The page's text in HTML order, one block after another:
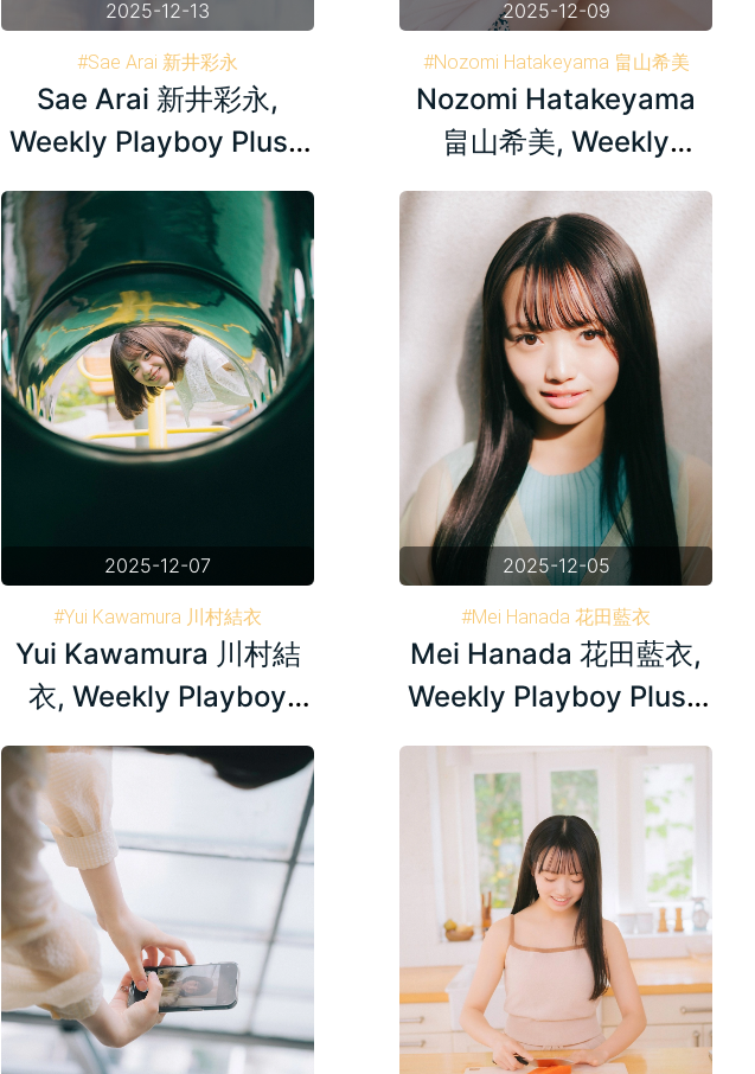
2025-12-13
#Sae Arai 新井彩永
#Weekly Playboy 週刊プレイボーイ
#AKB48
Sae Arai 新井彩永,
Weekly Playboy Plus+
2024.12.26
2025-12-09
#Nozomi Hatakeyama 畠山希美
#Weekly Playboy 週刊プレイボーイ
#AKB48
Nozomi Hatakeyama
畠山希美, Weekly
Playboy Plus+
24.07.04
2025-12-07
#Yui Kawamura 川村結衣
#Weekly Playboy 週刊プレイボーイ
#AKB48
Yui Kawamura 川村結
衣, Weekly Playboy
Plus+ 2024.06.24
2025-12-05
#Mei Hanada 花田藍衣
#Weekly Playboy 週刊プレイボーイ
#AKB48
Mei Hanada 花田藍衣,
Weekly Playboy Plus+
2024.05.20